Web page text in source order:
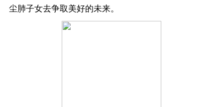
尘肺子女去争取美好的未来。